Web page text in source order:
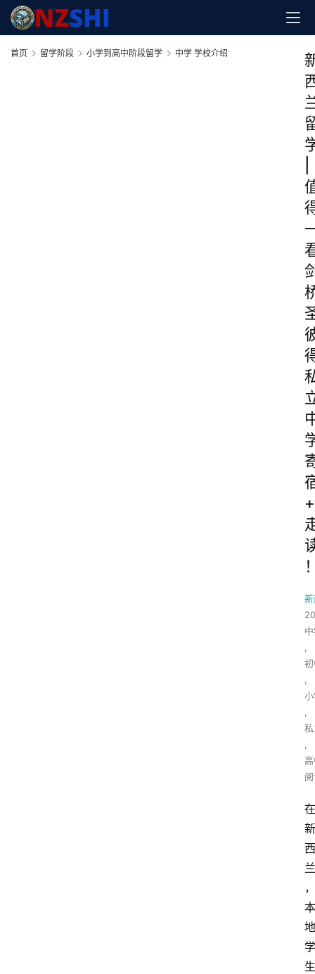
首页 留学阶段 小学到高中阶段留学 中学 学校介绍
+
,
,
,
,
在
新
西
兰
，
本
地
学
生